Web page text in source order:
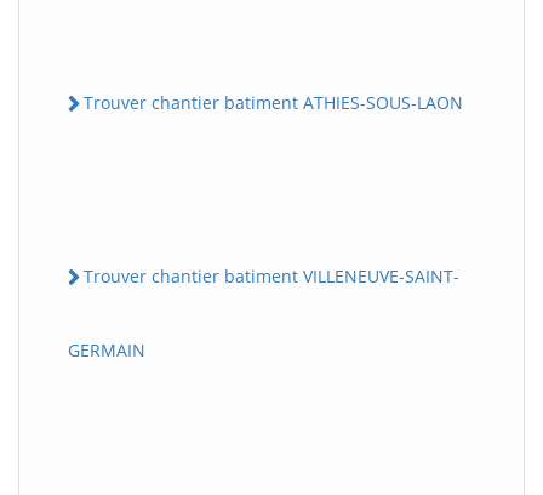
Trouver chantier batiment ATHIES-SOUS-LAON
Trouver chantier batiment VILLENEUVE-SAINT-
GERMAIN